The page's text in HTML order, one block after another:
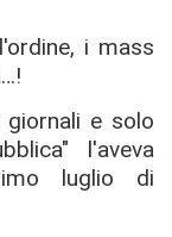
i mass
e solo
l'aveva
luglio di